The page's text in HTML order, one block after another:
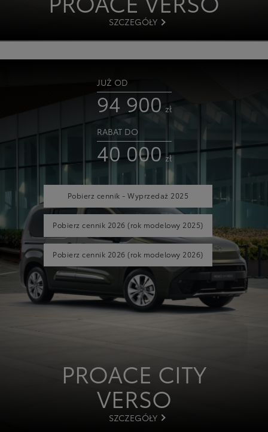
SZCZEGÓŁY
JUŻ OD
94 900 zł
RABAT DO
40 000 zł
Pobierz cennik - Wyprzedaż 2025
Pobierz cennik 2026(rok modelowy 2025)
Pobierz cennik 2026(rok modelowy 2026)
PROACE CITY
VERSO
SZCZEGÓŁY